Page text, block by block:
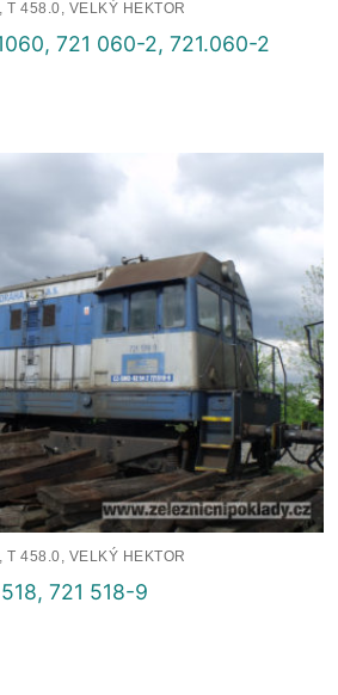
T 458.0, VELKÝ HEKTOR
721 060-2, 721.060-2
T 458.0, VELKÝ HEKTOR
721 518-9